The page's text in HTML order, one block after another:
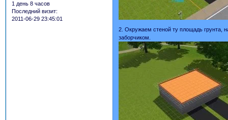
1 день 8 часов
Последний визит:
2011-06-29 23:45:01
2. Окружаем стеной ту площадь грунта,
заборчиком.